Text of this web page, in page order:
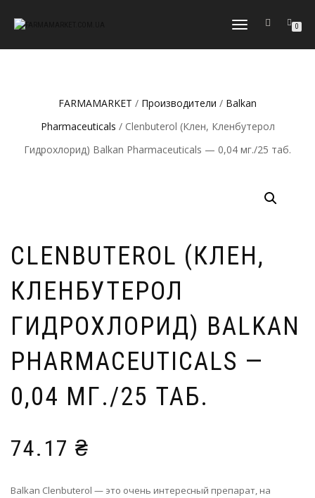
ПЕРЕКЛЮЧИТЬ
0
FARMAMARKET / Производители / Balkan
Pharmaceuticals / Clenbuterol (Клен, Кленбутерол
Гидрохлорид) Balkan Pharmaceuticals — 0,04 мг./25 таб.
CLENBUTEROL (КЛЕН,
КЛЕНБУТЕРОЛ
ГИДРОХЛОРИД) BALKAN
PHARMACEUTICALS —
0,04 МГ./25 ТАБ.
74.17 ₴
Balkan Clenbuterol — это очень интересный препарат, на